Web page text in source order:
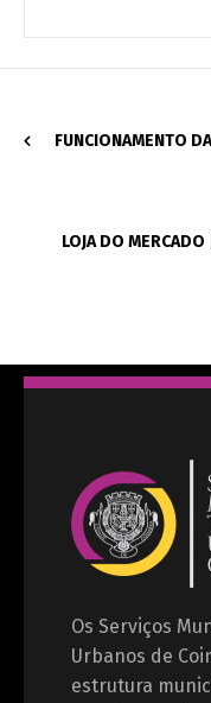
FUNCIONAMENTO
LOJA DO
Os Serviços
Urbanos de
estrutura